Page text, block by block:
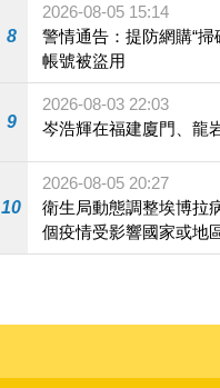
8
2026-08-05 15:14
警情通告：提防網購“
帳號被盜用
9
2026-08-03 22:03
岑浩輝在福建廈門、龍
10
2026-08-05 20:27
衛生局動態調整埃博拉
個疫情受影響國家或地
施